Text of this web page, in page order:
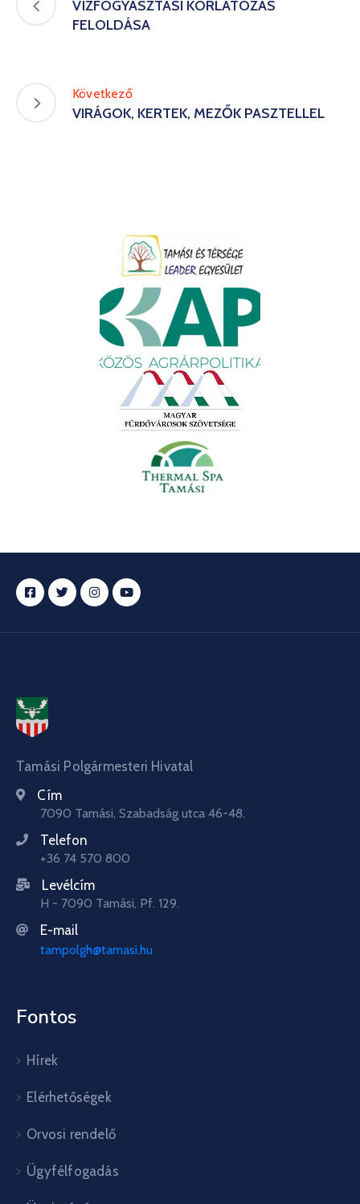
VÍZFOGYASZTÁSI KORLÁTOZÁS
FELOLDÁSA
Következő
VIRÁGOK, KERTEK, MEZŐK PASZTELLEL
Tamási Polgármesteri Hivatal
Cím
7090 Tamási, Szabadság utca 46-48.
Telefon
+36 74 570 800
Levélcím
H - 7090 Tamási, Pf. 129.
E-mail
tampolgh@tamasi.hu
Fontos
Hírek
Elérhetőségek
Orvosi rendelő
Ügyfélfogadás